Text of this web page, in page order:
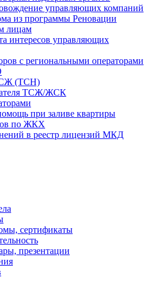
управляющих компаний
из программы Реновации
лицам
интересов управляющих
с региональными операторами
(ТСН)
ТСЖ/ЖСК
при заливе квартиры
по ЖКХ
в реестр лицензий МКД
сертификаты
презентации